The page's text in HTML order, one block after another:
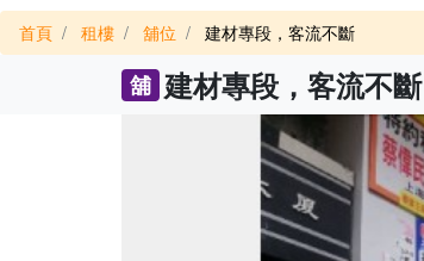
首頁 租樓 舖位 建材專段，客流不斷
舖 建材專段，客流不斷